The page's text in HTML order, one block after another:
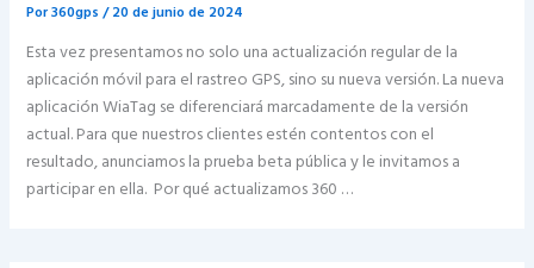
Por360gps /20 de junio de 2024
Esta vez presentamos no solo una actualización regular de la
aplicación móvil para el rastreo GPS, sino su nueva versión. La nueva
aplicación WiaTag se diferenciará marcadamente de la versión
actual. Para que nuestros clientes estén contentos con el
resultado, anunciamos la prueba beta pública y le invitamos a
participar en ella. Por qué actualizamos 360 …